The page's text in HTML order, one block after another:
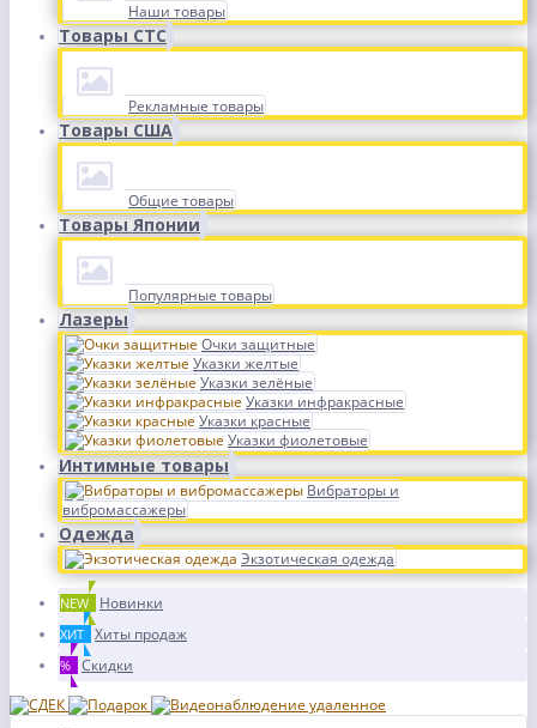
Наши товары
Товары СТС
Рекламные товары
Товары США
Общие товары
Товары Японии
Популярные товары
Лазеры
Очки защитные
Указки желтые
Указки зелёные
Указки инфракрасные
Указки красные
Указки фиолетовые
Интимные товары
Вибраторы и
вибромассажеры
Одежда
Экзотическая одежда
NEW Новинки
ХИТ Хиты продаж
% Скидки